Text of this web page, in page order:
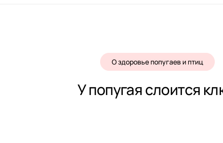
О здоровье попугаев и птиц
У попугая слоится